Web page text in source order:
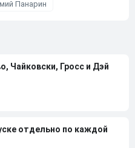
Панарин
Чайковски, Гросс и Дэй
отдельно по каждой